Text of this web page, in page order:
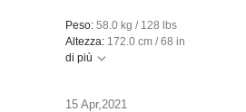
Peso: 58.0 kg / 128 lbs
Altezza: 172.0 cm / 68 in
di più
15 Apr,2021